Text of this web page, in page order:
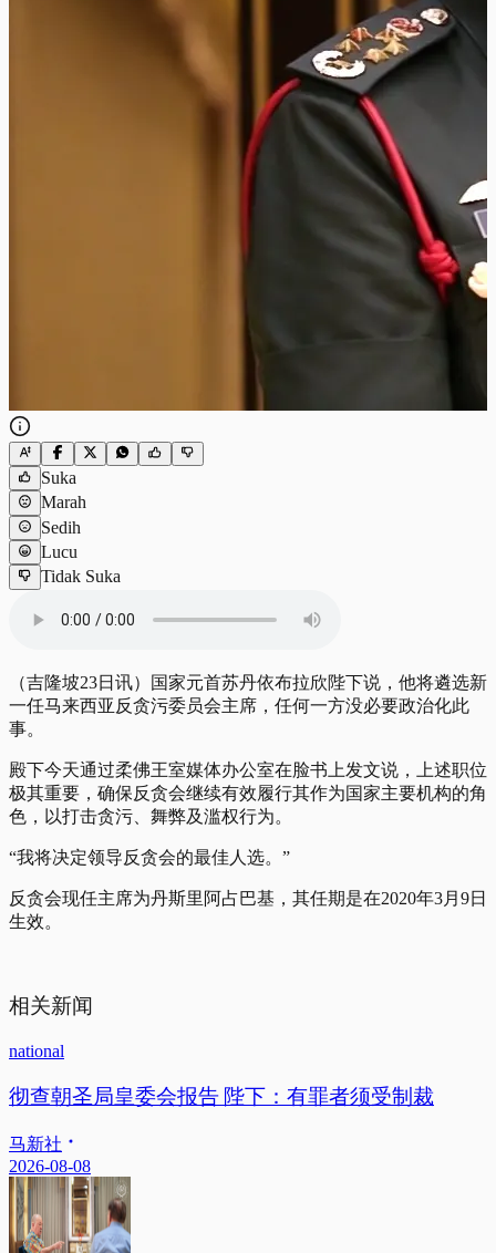
Suka
Marah
Sedih
Lucu
Tidak Suka
（吉隆坡23日讯）国家元首苏丹依布拉欣陛下说，他将遴选新
一任马来西亚反贪污委员会主席，任何一方没必要政治化此
事。
殿下今天通过柔佛王室媒体办公室在脸书上发文说，上述职位
极其重要，确保反贪会继续有效履行其作为国家主要机构的角
色，以打击贪污、舞弊及滥权行为。
“我将决定领导反贪会的最佳人选。”
反贪会现任主席为丹斯里阿占巴基，其任期是在2020年3月9日
生效。
相关新闻
national
彻查朝圣局皇委会报告 陛下：有罪者须受制裁
马新社
2026-08-08